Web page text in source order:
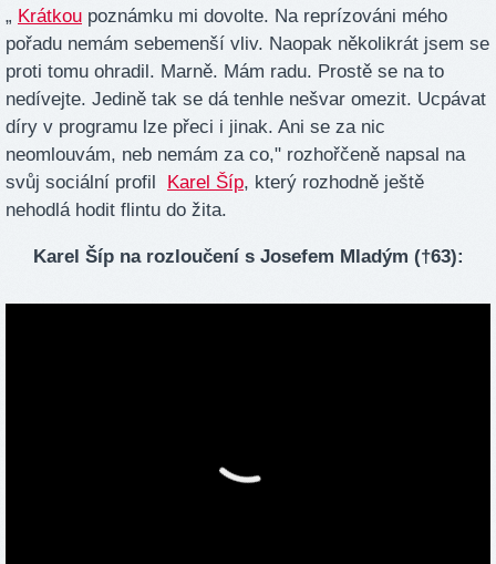
„ Krátkou poznámku mi dovolte. Na reprízováni mého
pořadu nemám sebemenší vliv. Naopak několikrát jsem se
proti tomu ohradil. Marně. Mám radu. Prostě se na to
nedívejte. Jedině tak se dá tenhle nešvar omezit. Ucpávat
díry v programu lze přeci i jinak. Ani se za nic
neomlouvám, neb nemám za co," rozhořčeně napsal na
svůj sociální profil
Karel Šíp, který rozhodně ještě
nehodlá hodit flintu do žita.
Karel Šíp na rozloučení s Josefem Mladým (†63):